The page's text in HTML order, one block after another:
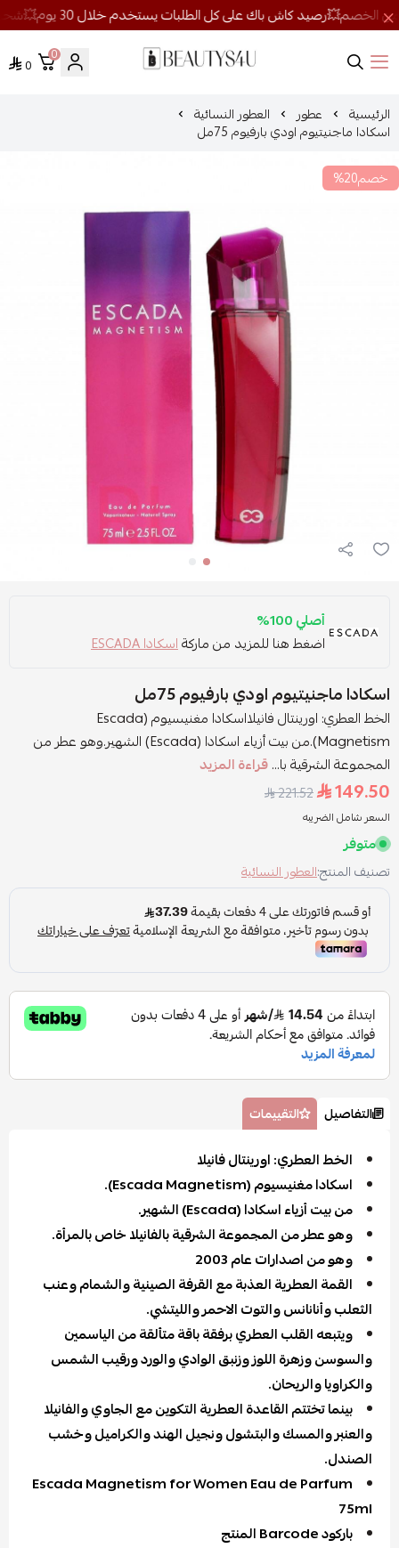
روائح الجمال
0
0
الرئيسية عطور العطور النسائية
اسكادا ماجنيتيوم اودي بارفيوم 75مل
خصم20%
أصلي 100%
اضغط هنا للمزيد من ماركةاسكادا ESCADA
اسكادا ماجنيتيوم اودي بارفيوم 75مل
الخط العطري: اورينتال فانيلااسكادا مغنيسيوم (Escada
Magnetism).من بيت أزياء اسكادا (Escada) الشهير.وهو عطر من
المجموعة الشرقية با...قراءة المزيد
149.50
221.52
السعر شامل الضريبه
متوفر
تصنيف المنتج:العطور النسائية
التفاصيل التقييمات
الخط العطري: اورينتال فانيلا
اسكادا مغنيسيوم (Escada Magnetism).
من بيت أزياء اسكادا (Escada) الشهير.
وهو عطر من المجموعة الشرقية بالفانيلا خاص بالمرأة.
وهو من اصدارات عام 2003
القمة العطرية العذبة مع القرفة الصينية والشمام وعنب
الثعلب وأنانانس والتوت الاحمر والليتشي.
ويتبعه القلب العطري برفقة باقة متألقة من الياسمين
والسوسن وزهرة اللوز وزنبق الوادي والورد ورقيب الشمس
والكراويا والريحان.
بينما تختتم القاعدة العطرية التكوين مع الجاوي والفانيلا
والعنبر والمسك والبتشول ونجيل الهند والكراميل وخشب
الصندل.
Escada Magnetism for Women Eau de Parfum
75ml
باركود Barcode المنتج